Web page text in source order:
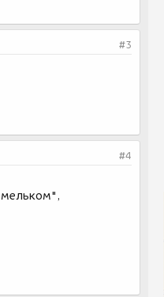
#3
#4